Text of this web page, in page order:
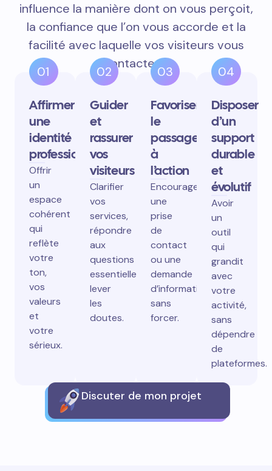
influence la manière dont on vous perçoit,
la confiance que l’on vous accorde et la
facilité avec laquelle vos visiteurs vous
contactent.
01
Affirmer
une
identité
professionnelle
Offrir
un
espace
cohérent
qui
reflète
votre
ton,
vos
valeurs
et
votre
sérieux.
02
Guider
et
rassurer
vos
visiteurs
Clarifier
vos
services,
répondre
aux
questions
essentielles,
lever
les
doutes.
03
Favoriser
le
passage
à
l’action
Encourager
une
prise
de
contact
ou une
demande
d’information
sans
forcer.
04
Disposer
d’un
support
durable
et
évolutif
Avoir
un
outil
qui
grandit
avec
votre
activité,
sans
dépendre
de
plateformes.
Discuter de mon projet